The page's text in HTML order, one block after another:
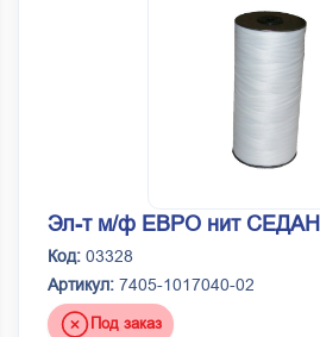
Эл-т м/ф ЕВРО нит СЕДАН
Код: 03328
Артикул: 7405-1017040-02
Под заказ